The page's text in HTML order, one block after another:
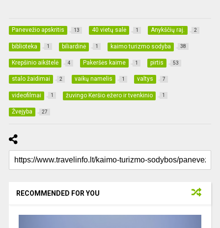
Panevežio apskritis 13 40 vietų salė 1 Anykščių raj. 2
biblioteka 1 biliardinė 1 kaimo turizmo sodyba 38
Krepšinio aikštelė 4 Pakeršės kaime 1 pirtis 53
stalo žaidimai 2 vaikų namelis 1 valtys 7
videofilmai 1 žuvingo Keršio ežero ir tvenkinio 1
Žvejyba 27
RECOMMENDED FOR YOU